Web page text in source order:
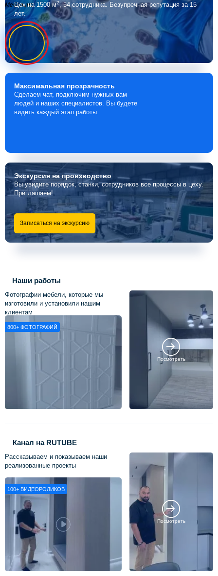
Мебелино
Цех на 1500 м2, 54 сотрудника. Безупречная репутация за 15
лет.
Максимальная прозрачность
Сделаем чат, подключим нужных вам
людей и наших специалистов. Вы будете
видеть каждый этап работы.
Экскурсияна производство
Вы увидите порядок, станки, сотрудников все процессы в цеху.
Приглашаем!
Записаться на экскурсию
Наши работы
Фотографии мебели, которые мы
изготовили и установили нашим
клиентам
800+ ФОТОГРАФИЙ
Посмотреть
Канал на RUTUBE
Рассказываем и показываем наши
реализованные проекты
100+ ВИДЕОРОЛИКОВ
Посмотреть